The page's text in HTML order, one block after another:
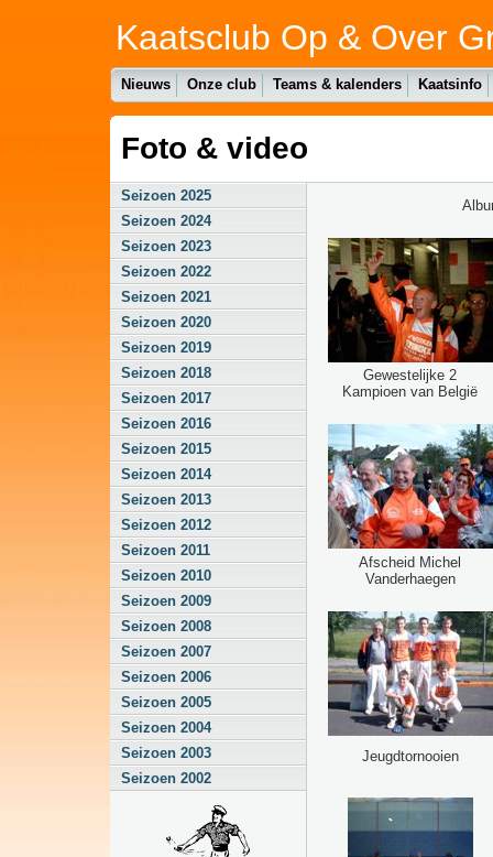
Kaatsclub Op & Over
Nieuws Onze club Teams & kalenders Kaatsinfo
Foto & video
Seizoen 2025
Seizoen 2024
Seizoen 2023
Seizoen 2022
Seizoen 2021
Seizoen 2020
Seizoen 2019
Seizoen 2018
Seizoen 2017
Seizoen 2016
Seizoen 2015
Seizoen 2014
Seizoen 2013
Seizoen 2012
Seizoen 2011
Seizoen 2010
Seizoen 2009
Seizoen 2008
Seizoen 2007
Seizoen 2006
Seizoen 2005
Seizoen 2004
Seizoen 2003
Seizoen 2002
Gewestelijke 2
Kampioen van België
Afscheid Michel
Vanderhaegen
Jeugdtornooien